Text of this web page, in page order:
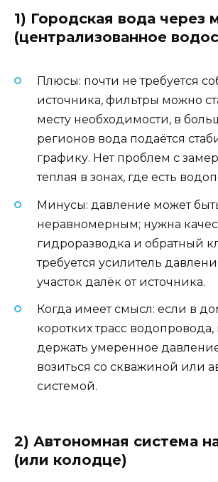
1) Городская вода через
(централизованное
Плюсы: почти не требуется
источника, фильтры можно
месту необходимости, в
регионов вода подаётся
графику. Нет проблем с
теплая в зонах, где есть
Минусы: давление может
неравномерным; нужна
гидроразводка и обратный
требуется усилитель
участок далёк от источника.
Когда имеет смысл: если в
коротких трасс
держать умеренное
возиться со скважиной или
системой.
2) Автономная система
(или колодце)